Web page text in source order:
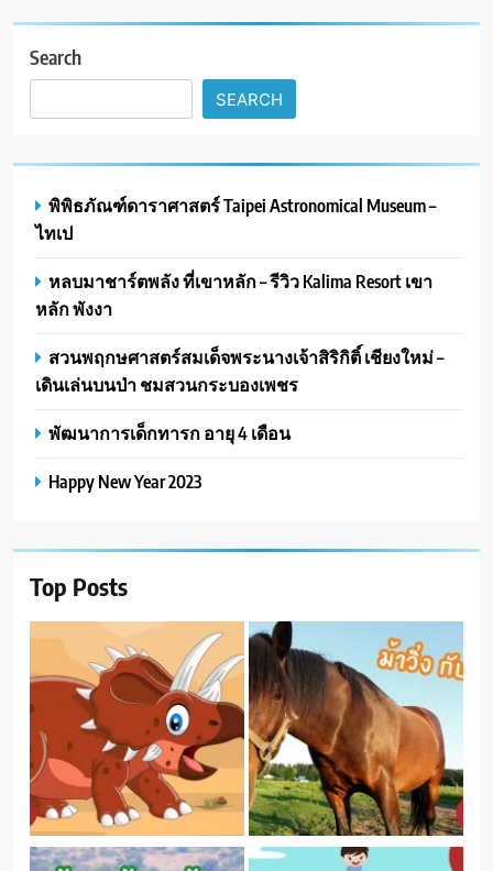
Search
SEARCH
พิพิธภัณฑ์ดาราศาสตร์ Taipei Astronomical Museum –
ไทเป
หลบมาชาร์ตพลัง ที่เขาหลัก – รีวิว Kalima Resort เขา
หลัก พังงา
สวนพฤกษศาสตร์สมเด็จพระนางเจ้าสิริกิติ์ เชียงใหม่ –
เดินเล่นบนป่า ชมสวนกระบองเพชร
พัฒนาการเด็กทารก อายุ 4 เดือน
Happy New Year 2023
Top Posts